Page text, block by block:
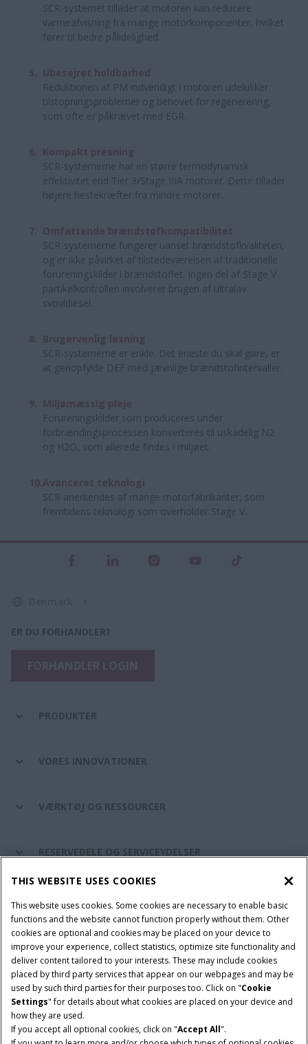
SCR-systemet tillader at motoren kan reducere
varmeafvisning fra mange motorkomponenter, hvilket
fører til bedre pålidelighed.
Reduktionen af PM indvendigt i motoren udelukker
tilstopningsproblemer og behovet for regenerering,
som ofte er påkrævet med EGR.
SCR-systemerne har en større termodynamisk
effektivitet end Tier 3/Stage IIIA motorer. Dette tillader
højere hestekræfter fra mindre motorer.
SCR-systemerne fungerer uanset brændstofkvaliteten,
og er ikke påvirket af tilstedeværelsen af traditionelle
forureningskilder i brændstoffet. Ingen del af Stage V
partikelkontrollen involverer brugen af ultralav
svovldiesel.
SCR-systemerne er enkle. Det eneste du skal gøre, er
at genopfylde DEF med jævnlige brændstofintervaller.
Forureningskilder som produceres under
forbrændingsprocessen konverteres til uskadelig N2
og H2O, som allerede findes i miljøet.
SCR anerkendes af mange motorfabrikanter, som
fremtidens teknologi som overholder Stage V.
ER DU FORHANDLER?
PRODUKTER
VORES INNOVATIONER
VÆRKTØJ OG RESSOURCER
RESERVEDELE OG SERVICEYDELSER
Brugervilkår Privacy Notice Prent
Cookie Settings
Telematics fortrolighedserklæring
© 2026 CNH Industrial America LLC. All Rights Reserved. Case IH is a
trademark of CNH Industrial America LLC.
THIS WEBSITE USES COOKIES
This website uses cookies. Some cookies are necessary to enable basic
functions and the website cannot function properly without them. Other
cookies are optional and cookies may be placed on your device to
improve your experience, collect statistics, optimize site functionality and
deliver content tailored to your interests. These may include cookies
placed by third party services that appear on our webpages and may be
used by such third parties for their purposes too. Click on "Cookie
Settings" for details about what cookies are placed on your device and
how they are used.
If you accept all optional cookies, click on "Accept All".